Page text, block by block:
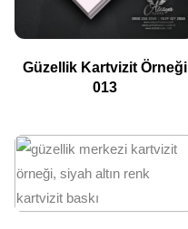
Güzellik Kartvizit Örneği
013